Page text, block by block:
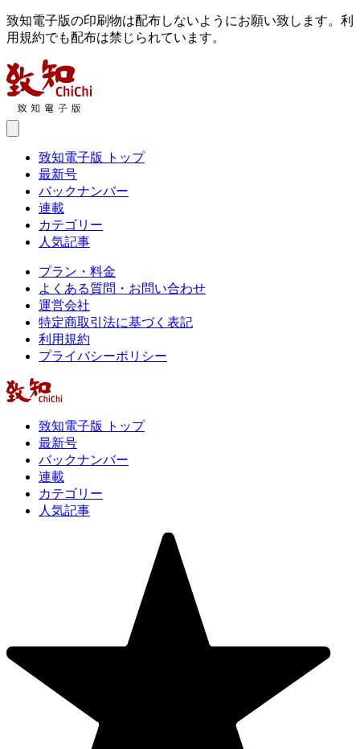
致知電子版の印刷物は配布しないようにお願い致します。利
用規約でも配布は禁じられています。
致知電子版 トップ
最新号
バックナンバー
連載
カテゴリー
人気記事
プラン・料金
よくある質問・お問い合わせ
運営会社
特定商取引法に基づく表記
利用規約
プライバシーポリシー
致知電子版 トップ
最新号
バックナンバー
連載
カテゴリー
人気記事